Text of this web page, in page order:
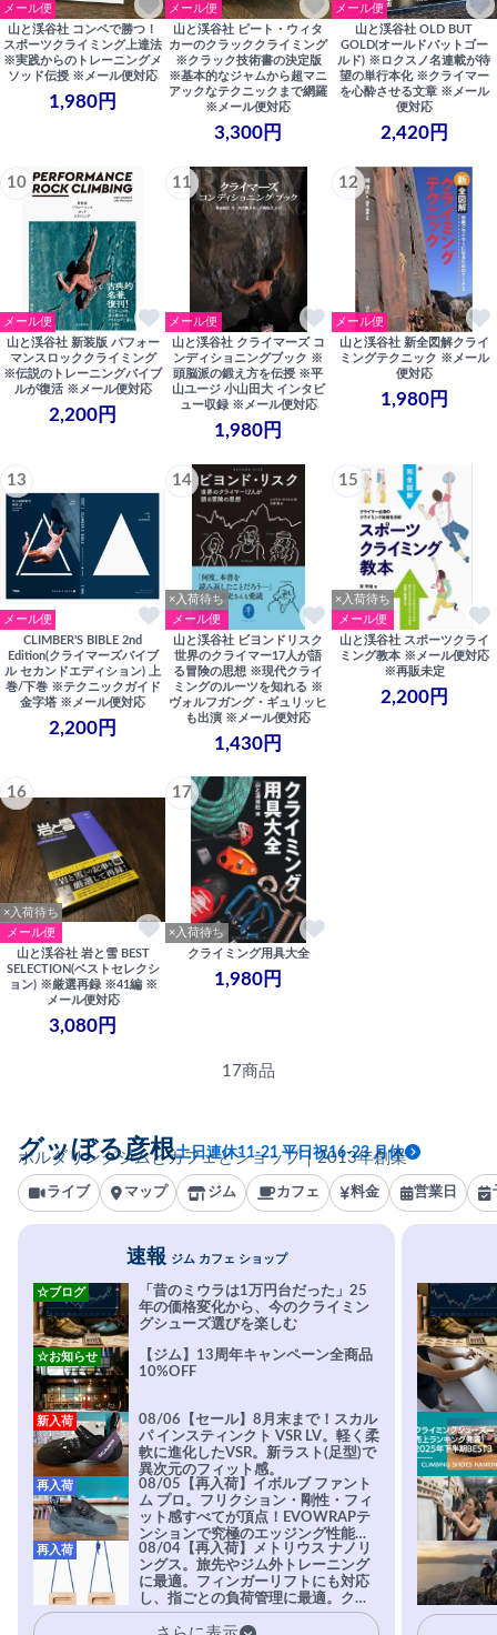
メール便
山と渓谷社 コンペで勝つ！
スポーツクライミング上達法
※実践からのトレーニングメ
ソッド伝授 ※メール便対応
1,980円
メール便
山と渓谷社 ピート・ウィタ
カーのクラッククライミング
※クラック技術書の決定版
※基本的なジャムから超マニ
アックなテクニックまで網羅
※メール便対応
3,300円
メール便
山と渓谷社 OLD BUT
GOLD(オールドバットゴー
ルド) ※ロクスノ名連載が待
望の単行本化 ※クライマー
を心酔させる文章 ※メール
便対応
2,420円
10
メール便
山と渓谷社 新装版 パフォー
マンスロッククライミング
※伝説のトレーニングバイブ
ルが復活 ※メール便対応
2,200円
11
メール便
山と渓谷社 クライマーズ コ
ンディショニングブック ※
頭脳派の鍛え方を伝授 ※平
山ユージ 小山田大 インタビ
ュー収録 ※メール便対応
1,980円
12
メール便
山と渓谷社 新全図解クライ
ミングテクニック ※メール
便対応
1,980円
13
メール便
CLIMBER'S BIBLE 2nd
Edition(クライマーズバイブ
ル セカンドエディション) 上
巻/下巻 ※テクニックガイド
金字塔 ※メール便対応
2,200円
14
×入荷待ち
メール便
山と渓谷社 ビヨンドリスク
世界のクライマー17人が語
る冒険の思想 ※現代クライ
ミングのルーツを知れる ※
ヴォルフガング・ギュリッヒ
も出演 ※メール便対応
1,430円
15
×入荷待ち
メール便
山と渓谷社 スポーツクライ
ミング教本 ※メール便対応
※再販未定
2,200円
16
×入荷待ち
メール便
山と渓谷社 岩と雪 BEST
SELECTION(ベストセレクシ
ョン) ※厳選再録 ※41編 ※
メール便対応
3,080円
17
×入荷待ち
クライミング用具大全
1,980円
17商品
ボルダリングジムとカフェとショップ｜2013年創業
グッぼる彦根土日連休11-21 平日祝16-23 月休
ライブ マップ ジム カフェ 料金 営業日
速報 ジム カフェ ショップ
「昔のミウラは1万円台だった」25
年の価格変化から、今のクライミン
グシューズ選びを楽しむ
☆ブログ
【ジム】13周年キャンペーン全商品
10%OFF
☆お知らせ
08/06【セール】8月末まで！スカル
パ インスティンクト VSR LV。軽く柔
軟に進化したVSR。新ラスト(足型)で
異次元のフィット感。
新入荷
08/05【再入荷】イボルブ ファント
ム プロ。フリクション・剛性・フィ
ット感すべてが頂点！EVOWRAPテ
ンションで究極のエッジング性能を
実現。進化系ラバーEvo-74はTRAX
を凌駕する粘着力で極小ホールドに
安心感。
再入荷
08/04【再入荷】メトリウス ナノリ
ングス。旅先やジム外トレーニング
に最適。フィンガーリフトにも対応
し、指ごとの負荷管理に最適。クラ
イマーの指を本気で鍛えるギア。
再入荷